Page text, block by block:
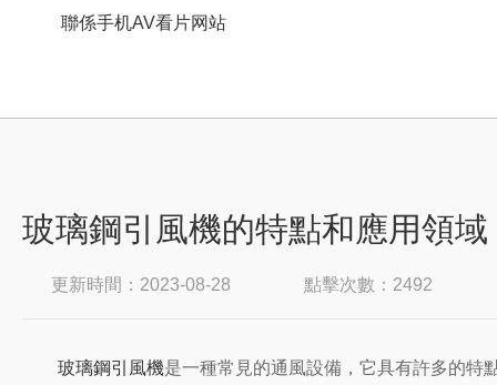
聯係手机AV看片网站
玻璃鋼引風機的特點和應用領域
更新時間：2023-08-28 點擊次數：2492
玻璃鋼引風機是一種常見的通風設備，它具有許多的特